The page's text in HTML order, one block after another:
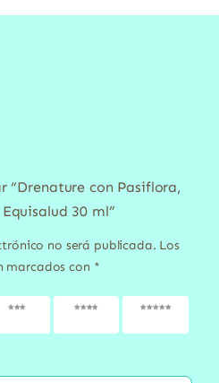
“Drenature con Pasiflora,
30 ml”
no será publicada. Los
marcados con *
de 5
4 de 5
5 de 5